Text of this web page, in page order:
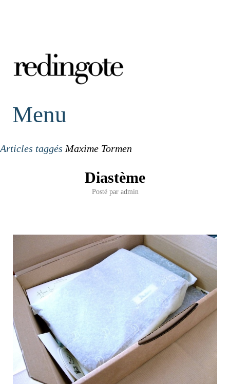
redingote.
Menu
Articles taggés Maxime Tormen
Diastème
Posté par admin